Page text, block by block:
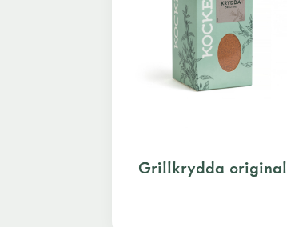
Grillkrydda original